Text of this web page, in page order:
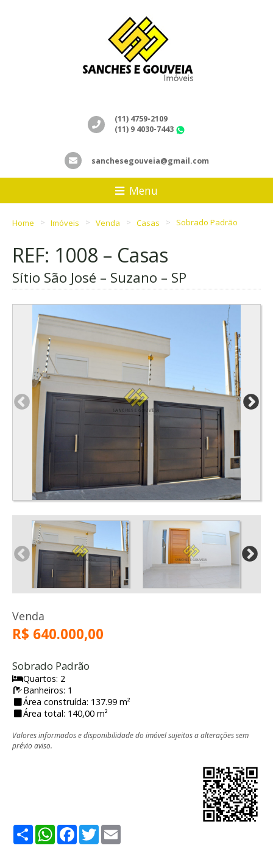
(11) 4759-2109
(11) 9 4030-7443
sanchesegouveia@gmail.com
Menu
Home Imóveis Venda Casas Sobrado Padrão
REF: 1008 – Casas
Sítio São José – Suzano – SP
Venda
R$ 640.000,00
Sobrado Padrão
Quartos: 2
Banheiros: 1
Área construída: 137.99 m²
Área total: 140,00 m²
Valores informados e disponibilidade do imóvel sujeitos a alterações sem
prévio aviso.
ShareWhatsApp
Facebook
Twitter